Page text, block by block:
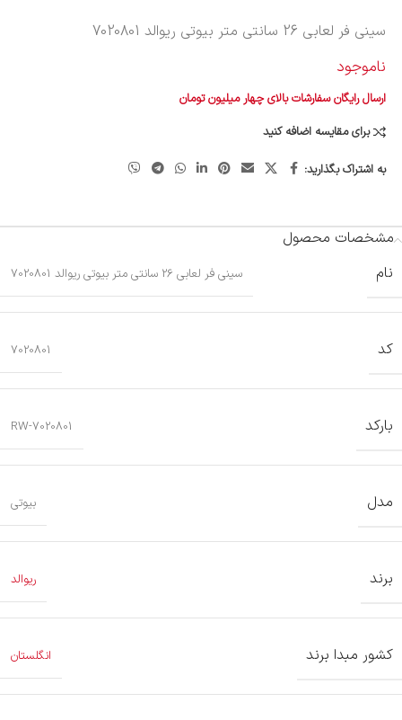
سینی فر لعابی 26 سانتی متر بیوتی ریوالد 7020801
ناموجود
ارسال رایگان سفارشات بالای چهار میلیون تومان
برای مقایسه اضافه کنید
به اشتراک بگذارید:
مشخصات محصول
نام
سینی فر لعابی 26 سانتی متر بیوتی ریوالد 7020801
کد 7020801
بارکد RW-7020801
مدل بیوتی
برند ریوالد
کشور مبدا برند انگلستان